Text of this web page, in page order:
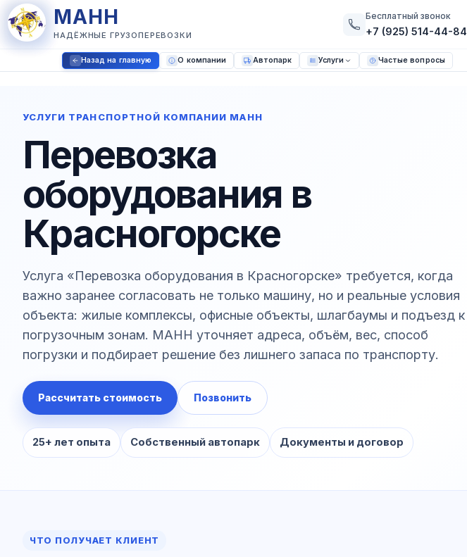
МАНН
НАДЁЖНЫЕ ГРУЗОПЕРЕВОЗКИ
Бесплатный звонок
+7 (925) 514-44-84
Назад на главную О компании Автопарк Услуги Частые вопросы
УСЛУГИ ТРАНСПОРТНОЙ КОМПАНИИ МАНН
Перевозка
оборудования в
Красногорске
Услуга «Перевозка оборудования в Красногорске» требуется, когда
важно заранее согласовать не только машину, но и реальные условия
объекта: жилые комплексы, офисные объекты, шлагбаумы и подъезд к
погрузочным зонам. МАНН уточняет адреса, объём, вес, способ
погрузки и подбирает решение без лишнего запаса по транспорту.
Рассчитать стоимость Позвонить
25+ лет опыта Собственный автопарк Документы и договор
ЧТО ПОЛУЧАЕТ КЛИЕНТ